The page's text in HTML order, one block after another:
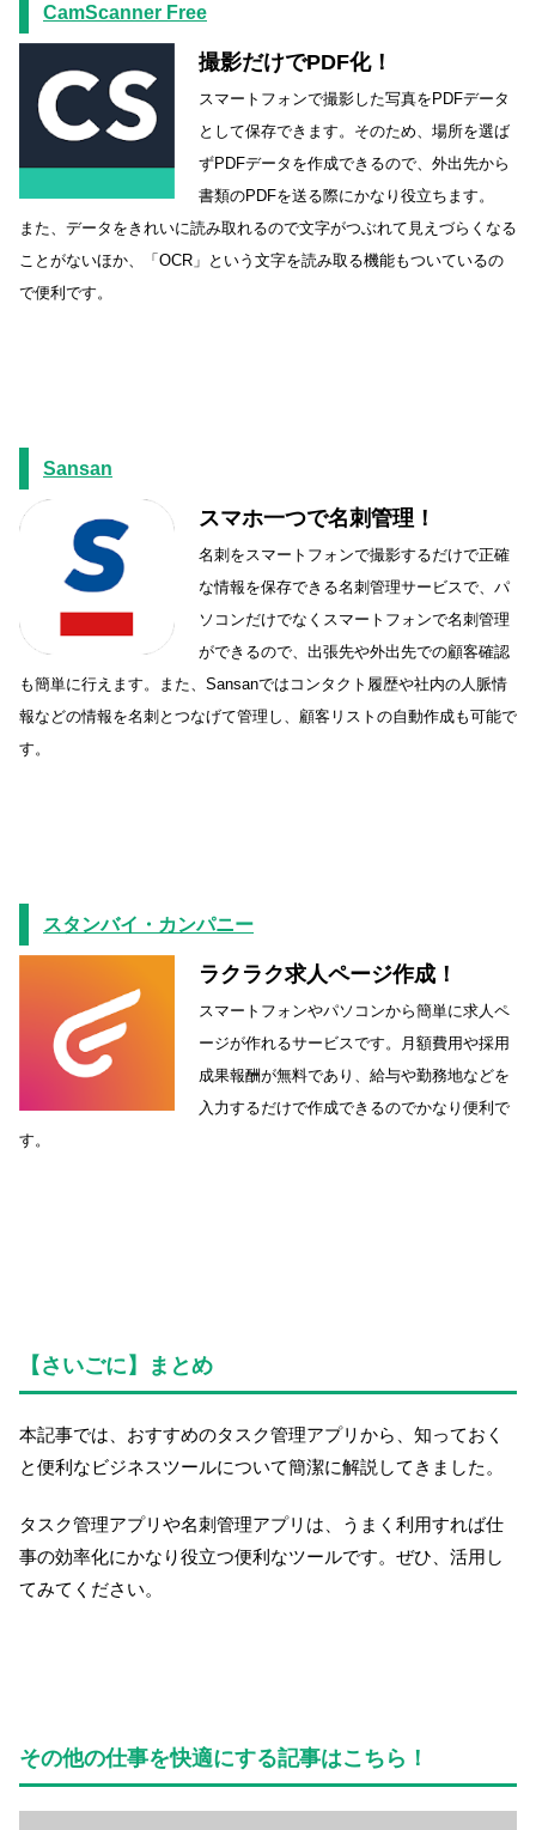
CamScanner Free
撮影だけでPDF化！
スマートフォンで撮影した写真をPDFデータ
として保存できます。そのため、場所を選ば
ずPDFデータを作成できるので、外出先から
書類のPDFを送る際にかなり役立ちます。
また、データをきれいに読み取れるので文字がつぶれて見えづらくなる
ことがないほか、「OCR」という文字を読み取る機能もついているの
で便利です。
Sansan
スマホ一つで名刺管理！
名刺をスマートフォンで撮影するだけで正確
な情報を保存できる名刺管理サービスで、パ
ソコンだけでなくスマートフォンで名刺管理
ができるので、出張先や外出先での顧客確認
も簡単に行えます。また、Sansanではコンタクト履歴や社内の人脈情
報などの情報を名刺とつなげて管理し、顧客リストの自動作成も可能で
す。
スタンバイ・カンパニー
ラクラク求人ページ作成！
スマートフォンやパソコンから簡単に求人ペ
ージが作れるサービスです。月額費用や採用
成果報酬が無料であり、給与や勤務地などを
入力するだけで作成できるのでかなり便利で
す。
【さいごに】まとめ
本記事では、おすすめのタスク管理アプリから、知っておく
と便利なビジネスツールについて簡潔に解説してきました。
タスク管理アプリや名刺管理アプリは、うまく利用すれば仕
事の効率化にかなり役立つ便利なツールです。ぜひ、活用し
てみてください。
その他の仕事を快適にする記事はこちら！